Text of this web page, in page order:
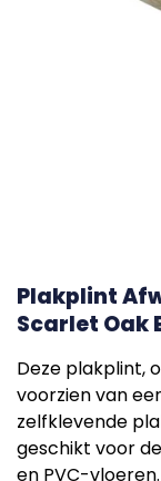
Plakplint
Scarlet Oak
Deze plakplint,
voorzien van
zelfklevende
geschikt voor
en PVC-